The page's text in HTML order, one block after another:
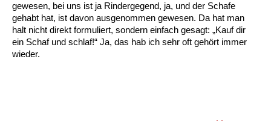
gewesen, bei uns ist ja Rindergegend, ja, und der Schafe
gehabt hat, ist davon ausgenommen gewesen. Da hat man
halt nicht direkt formuliert, sondern einfach gesagt: „Kauf dir
ein Schaf und schlaf!“ Ja, das hab ich sehr oft gehört immer
wieder.